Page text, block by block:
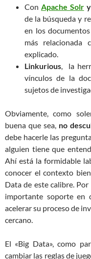
Con Apache Solry
de la búsqueda y
en los
más relacionada
explicado.
Linkurious, la
vínculos de la
sujetos de
Obviamente, como
buena que sea, no
debe hacerle las
alguien tiene que
Ahí está la formidable
conocer el contexto
Data de este calibre.
importante soporte en
acelerar su proceso de
cercano.
El «Big Data», como
cambiar las reglas de